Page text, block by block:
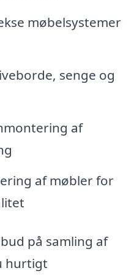
møbelsystemer
senge og
af
af møbler for
på samling af
hurtigt